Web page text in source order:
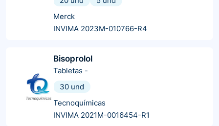
Merck
INVIMA 2023M-010766-R4
Bisoprolol
Tabletas -
30 und
Tecnoquímicas
INVIMA 2021M-0016454-R1